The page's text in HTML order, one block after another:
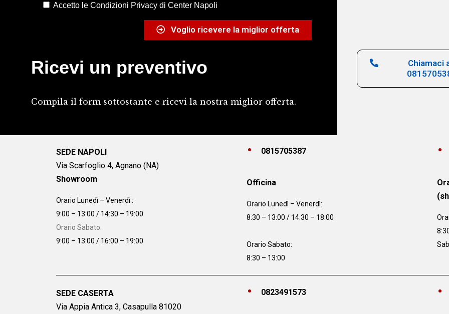
Accetto le Condizioni Privacy di Center Napoli
Voglio ricevere la miglior offerta
Ricevi un preventivo
Compila il form sottostante e ricevi la nostra miglior offerta.
Chiamaci
SEDE NAPOLI
Via Scarfoglio 4, Agnano (NA)
Showroom
Orario Lunedì – Venerdì :
9:00 – 13:00 / 14:30 – 19:00
Orario Sabato:
9:00 – 13:00 / 16:00 – 19:00
0815705387
Officina
Orario Lunedì – Venerdì:
8:30 – 13:00 / 14:30 – 18:00
Orario Sabato:
8:30 – 13:00
SEDE CASERTA
Via Appia Antica 3, Casapulla 81020
0823491573